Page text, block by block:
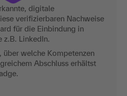
digitale
verifizierbaren Nachweise
für die Einbindung in
z.B. LinkedIn.
welche Kompetenzen
Abschluss erhältst